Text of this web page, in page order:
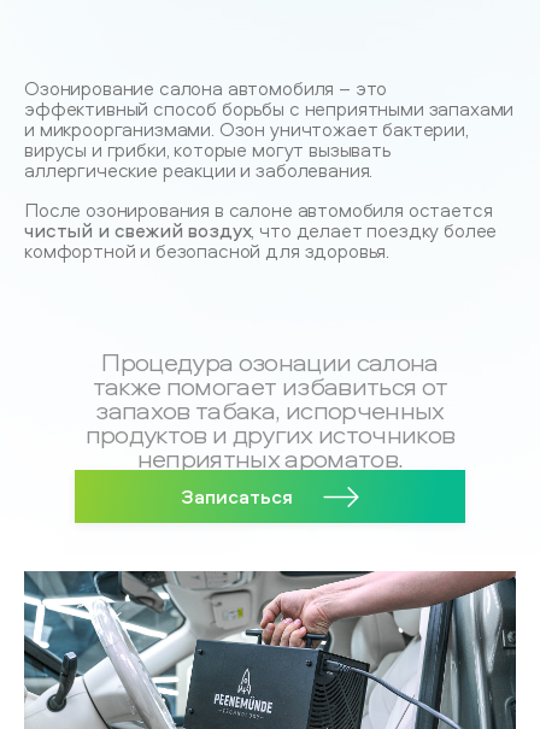
Озонирование салона автомобиля – это
эффективный способ борьбы с неприятными запахами
и микроорганизмами. Озон уничтожает бактерии,
вирусы и грибки, которые могут вызывать
аллергические реакции и заболевания.
После озонирования в салоне автомобиля остается
чистый и свежий воздух, что делает поездку более
комфортной и безопасной для здоровья.
Процедура озонации салона
также помогает избавиться от
запахов табака, испорченных
продуктов и других источников
неприятных ароматов.
Записаться